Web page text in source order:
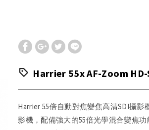
Harrier 55x AF-Zoom HD-
Harrier 55倍自動對焦變焦高清SDI攝
影機，配備強大的55倍光學混合變焦功